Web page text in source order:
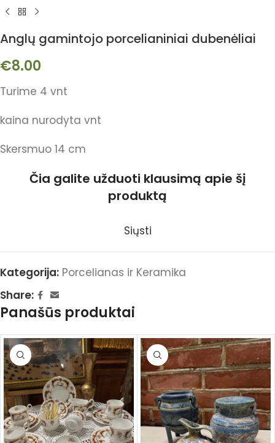
Anglų gamintojo porcelianiniai dubenėliai
€8.00
Turime 4 vnt
kaina nurodyta vnt
Skersmuo 14 cm
Čia galite užduoti klausimą apie šį
produktą
Siųsti
Kategorija: Porcelianas ir Keramika
Share:
Panašūs produktai